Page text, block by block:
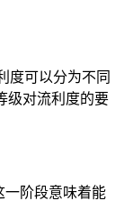
度可以分为不同
级对流利度的要
一阶段意味着能